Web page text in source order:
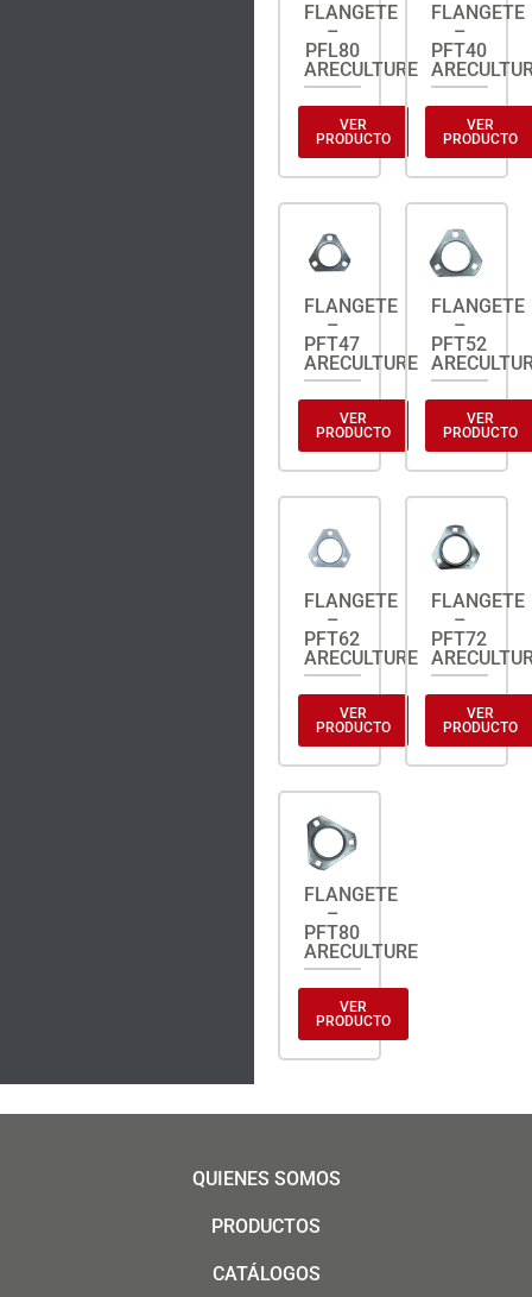
FLANGETE
–
PFL80
ARECULTURE
VER
PRODUCTO
FLANGETE
–
PFT40
VER
PRODUCTO
FLANGETE
–
PFT47
ARECULTURE
VER
PRODUCTO
FLANGETE
–
PFT52
VER
PRODUCTO
FLANGETE
–
PFT62
ARECULTURE
VER
PRODUCTO
FLANGETE
–
PFT72
VER
PRODUCTO
FLANGETE
–
PFT80
ARECULTURE
VER
PRODUCTO
QUIENES SOMOS
PRODUCTOS
CATÁLOGOS